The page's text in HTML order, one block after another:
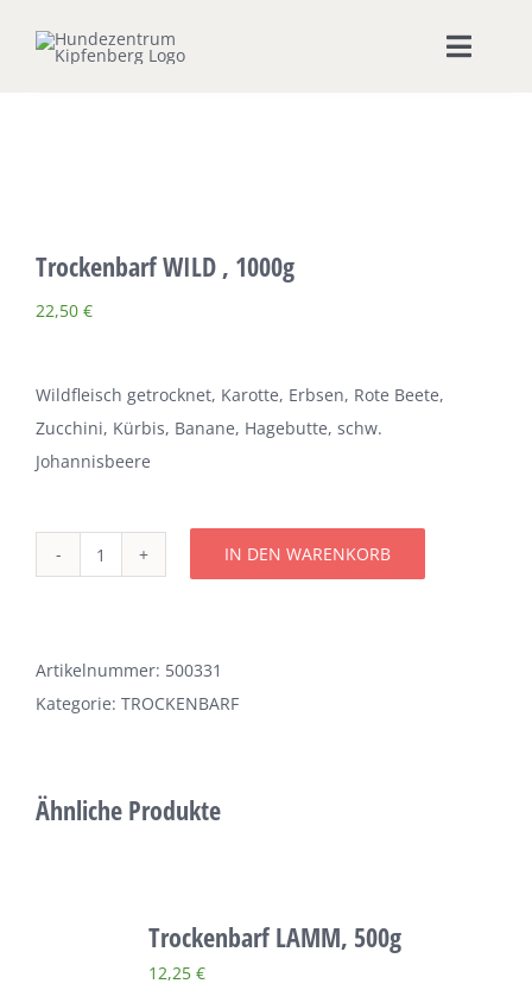
Inhalt
Toggle
Seminare & Workshops
Hundepension
Über uns
Kontakt & Anfahrt
Trockenbarf WILD , 1000g
22,50 €
Wildfleisch getrocknet, Karotte, Erbsen, Rote Beete,
Zucchini, Kürbis, Banane, Hagebutte, schw.
Johannisbeere
Trockenbarf
1000g
Menge
IN DEN WARENKORB
Artikelnummer: 500331
Kategorie: TROCKENBARF
Ähnliche Produkte
Trockenbarf LAMM, 500g
12,25 €